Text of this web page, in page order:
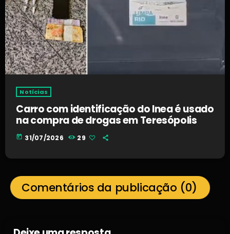
Notícias
Carro com identificação do Inea é usado
na compra de drogas em Teresópolis
today 31/07/2026 29
Comentários da publicação (0)